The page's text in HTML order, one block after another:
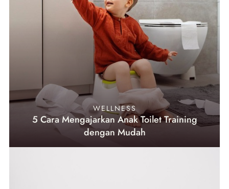
WELLNESS
5 Cara Mengajarkan Anak Toilet Training
dengan Mudah